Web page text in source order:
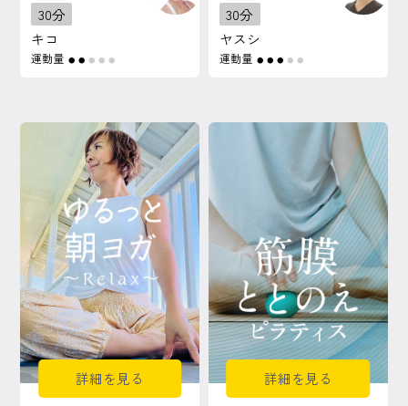
30分
キコ
運動量 ● ● ● ● ●
30分
ヤスシ
運動量 ● ● ● ● ●
詳細を見る 詳細を見る